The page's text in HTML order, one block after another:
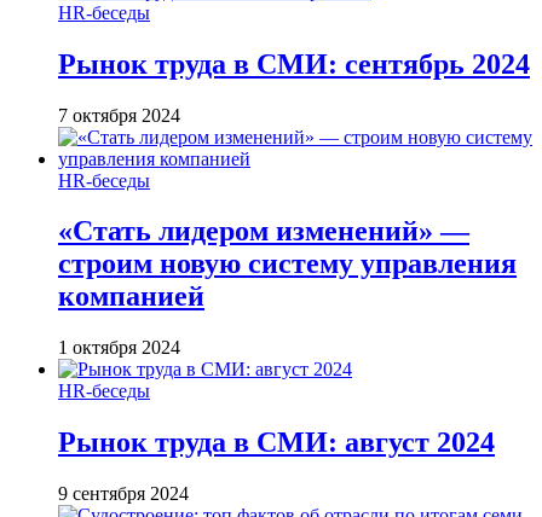
HR-беседы
Рынок труда в СМИ: сентябрь 2024
7 октября 2024
HR-беседы
«Стать лидером изменений» —
строим новую систему управления
компанией
1 октября 2024
HR-беседы
Рынок труда в СМИ: август 2024
9 сентября 2024